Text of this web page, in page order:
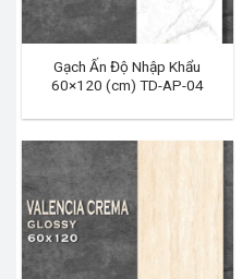
Gạch Ấn Độ Nhập Khẩu
60×120 (cm) TD-AP-04